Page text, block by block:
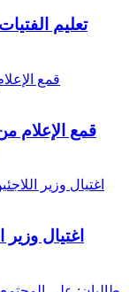
تعليم
قمع الإعلام
اغتيال